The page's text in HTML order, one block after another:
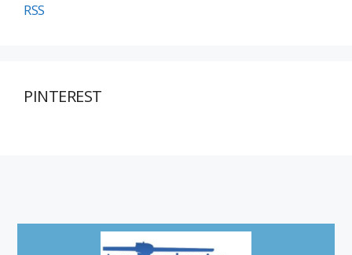
RSS
PINTEREST